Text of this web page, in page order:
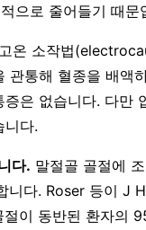
으로 줄어들기 때문
온 소작법
관통해 혈종을 배액
은 없습니다. 다만
니다.
다. 말절골 골절에
다. Roser 등이 J
이 동반된 환자의